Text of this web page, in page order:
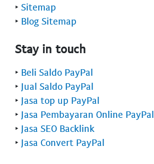
‣ Sitemap
‣ Blog Sitemap
Stay in touch
‣ Beli Saldo PayPal
‣ Jual Saldo PayPal
‣ Jasa top up PayPal
‣ Jasa Pembayaran Online PayPal
‣ Jasa SEO Backlink
‣ Jasa Convert PayPal